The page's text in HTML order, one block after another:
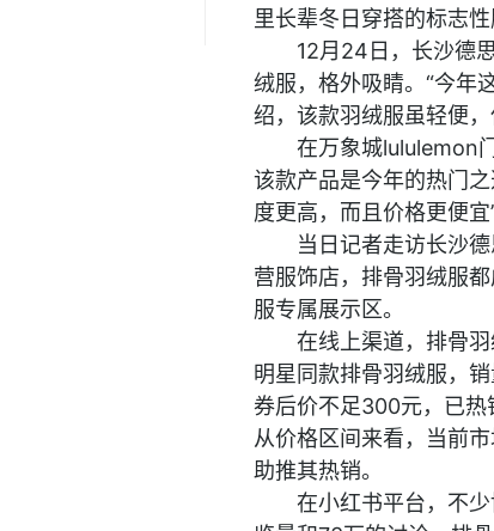
里长辈冬日穿搭的标志性
12月24日，长沙德
绒服，格外吸睛。“今年
绍，该款羽绒服虽轻便
在万象城lululemon
该款产品是今年的热门
度更高，而且价格更便宜”
当日记者走访长沙
营服饰店，排骨羽绒服
服专属展示区。
在线上渠道，排骨
明星同款排骨羽绒服，
券后价不足300元，已热
从价格区间来看，当前
助推其热销。
在小红书平台，不